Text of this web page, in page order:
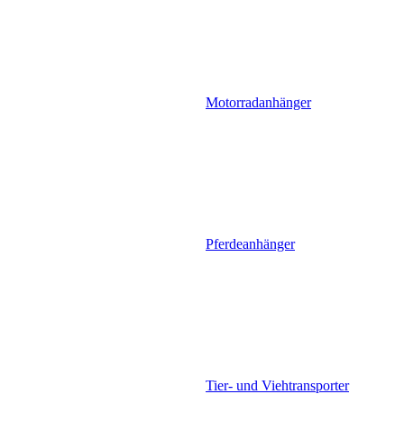
Motorradanhänger
Pferdeanhänger
Tier- und Viehtransporter